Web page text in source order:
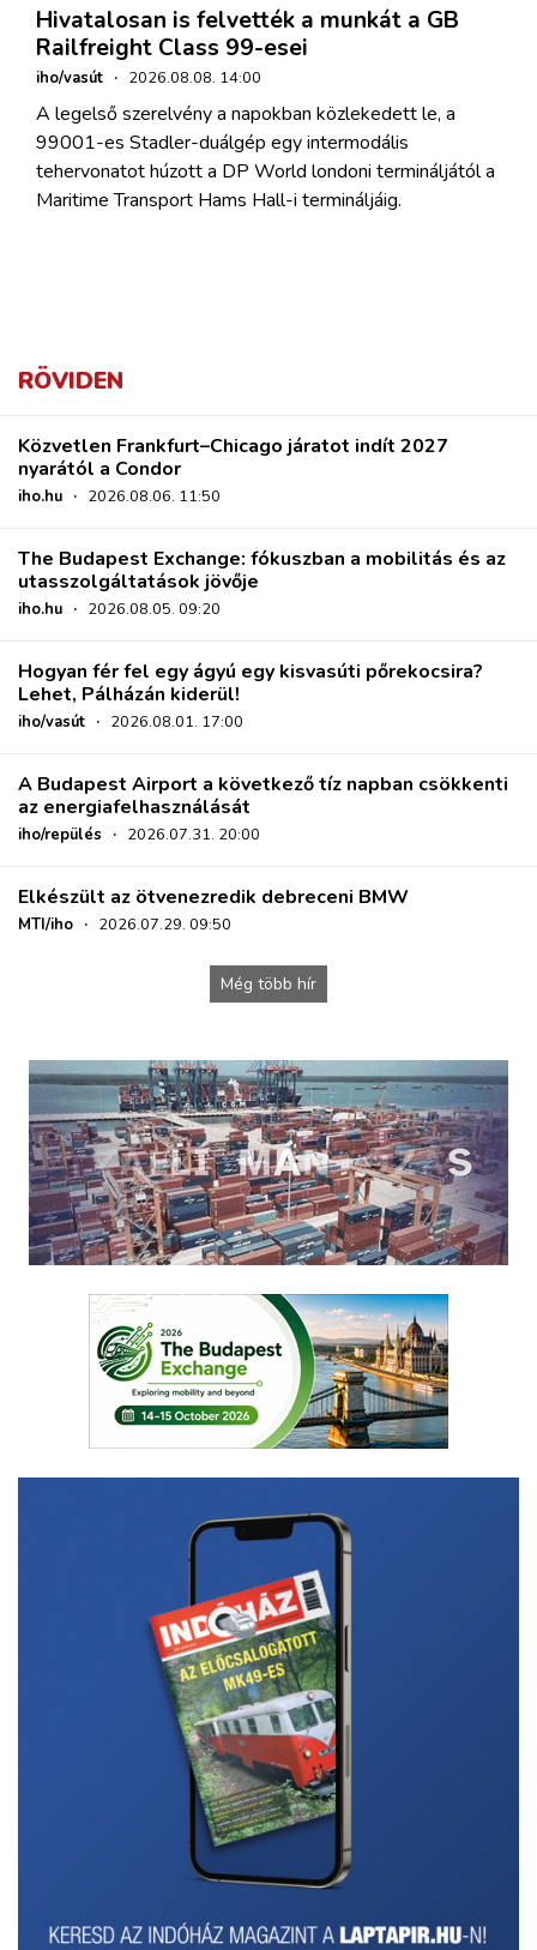
Hivatalosan is felvették a munkát a GB
Railfreight Class 99-esei
iho/vasút · 2026.08.08. 14:00
A legelső szerelvény a napokban közlekedett le, a
99001-es Stadler-duálgép egy intermodális
tehervonatot húzott a DP World londoni termináljától a
Maritime Transport Hams Hall-i termináljáig.
RÖVIDEN
Közvetlen Frankfurt–Chicago járatot indít 2027
nyarától a Condor
iho.hu · 2026.08.06. 11:50
The Budapest Exchange: fókuszban a mobilitás és az
utasszolgáltatások jövője
iho.hu · 2026.08.05. 09:20
Hogyan fér fel egy ágyú egy kisvasúti pőrekocsira?
Lehet, Pálházán kiderül!
iho/vasút · 2026.08.01. 17:00
A Budapest Airport a következő tíz napban csökkenti
az energiafelhasználását
iho/repülés · 2026.07.31. 20:00
Elkészült az ötvenezredik debreceni BMW
MTI/iho · 2026.07.29. 09:50
Még több hír